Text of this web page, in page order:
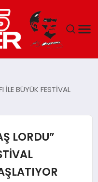
İLE BÜYÜK FESTİVAL
LORDU”